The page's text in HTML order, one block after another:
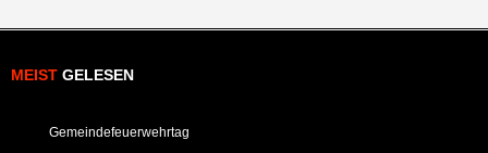
MEIST GELESEN
Gemeindefeuerwehrtag